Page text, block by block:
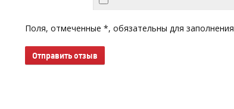
Поля, отмеченные *, обязательны для заполнения
Отправить отзыв